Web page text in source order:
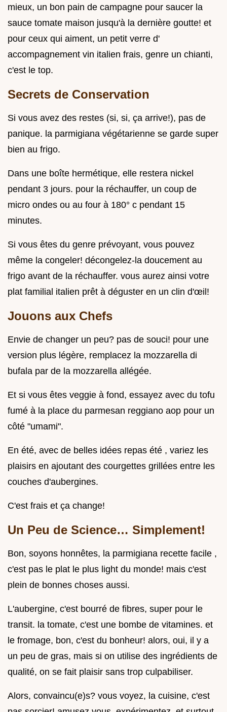
mieux, un bon pain de campagne pour saucer la
sauce tomate maison jusqu'à la dernière goutte! et
pour ceux qui aiment, un petit verre d'
accompagnement vin italien frais, genre un chianti,
c'est le top.
Secrets de Conservation
Si vous avez des restes (si, si, ça arrive!), pas de
panique. la parmigiana végétarienne se garde super
bien au frigo.
Dans une boîte hermétique, elle restera nickel
pendant 3 jours. pour la réchauffer, un coup de
micro ondes ou au four à 180° c pendant 15
minutes.
Si vous êtes du genre prévoyant, vous pouvez
même la congeler! décongelez-la doucement au
frigo avant de la réchauffer. vous aurez ainsi votre
plat familial italien prêt à déguster en un clin d'œil!
Jouons aux Chefs
Envie de changer un peu? pas de souci! pour une
version plus légère, remplacez la mozzarella di
bufala par de la mozzarella allégée.
Et si vous êtes veggie à fond, essayez avec du tofu
fumé à la place du parmesan reggiano aop pour un
côté "umami".
En été, avec de belles idées repas été , variez les
plaisirs en ajoutant des courgettes grillées entre les
couches d'aubergines.
C'est frais et ça change!
Un Peu de Science… Simplement!
Bon, soyons honnêtes, la parmigiana recette facile ,
c'est pas le plat le plus light du monde! mais c'est
plein de bonnes choses aussi.
L'aubergine, c'est bourré de fibres, super pour le
transit. la tomate, c'est une bombe de vitamines. et
le fromage, bon, c'est du bonheur! alors, oui, il y a
un peu de gras, mais si on utilise des ingrédients de
qualité, on se fait plaisir sans trop culpabiliser.
Alors, convaincu(e)s? vous voyez, la cuisine, c'est